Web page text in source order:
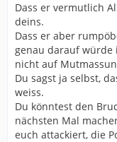
Dass er vermutlich
deins.
Dass er aber
genau darauf würde
nicht auf
Du sagst ja selbst,
weiss.
Du könntest den
nächsten Mal
euch attackiert, die